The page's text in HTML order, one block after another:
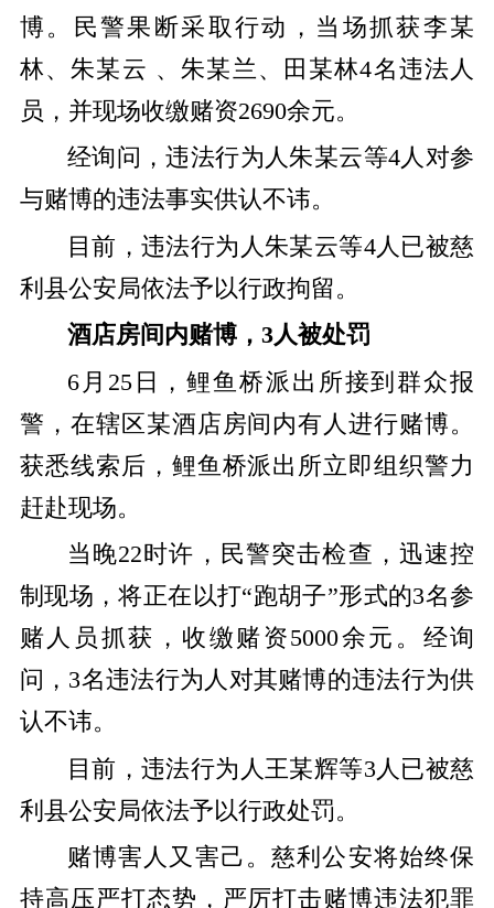
博。民警果断采取行动，当场抓获李某
林、朱某云 、朱某兰、田某林4名违法人
员，并现场收缴赌资2690余元。
经询问，违法行为人朱某云等4人对参
与赌博的违法事实供认不讳。
目前，违法行为人朱某云等4人已被慈
利县公安局依法予以行政拘留。
酒店房间内赌博，3人被处罚
6月25日，鲤鱼桥派出所接到群众报
警，在辖区某酒店房间内有人进行赌博。
获悉线索后，鲤鱼桥派出所立即组织警力
赶赴现场。
当晚22时许，民警突击检查，迅速控
制现场，将正在以打“跑胡子”形式的3名参
赌人员抓获，收缴赌资5000余元。经询
问，3名违法行为人对其赌博的违法行为供
认不讳。
目前，违法行为人王某辉等3人已被慈
利县公安局依法予以行政处罚。
赌博害人又害己。慈利公安将始终保
持高压严打态势，严厉打击赌博违法犯罪